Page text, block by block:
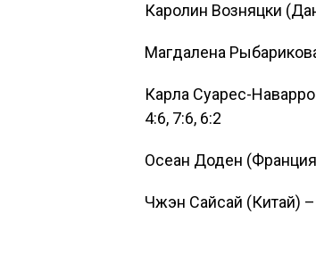
Каролин Возняцки
Магдалена
Карла Суарес-
4:6, 7:6, 6:2
Осеан Доден
Чжэн Сайсай (Китай)